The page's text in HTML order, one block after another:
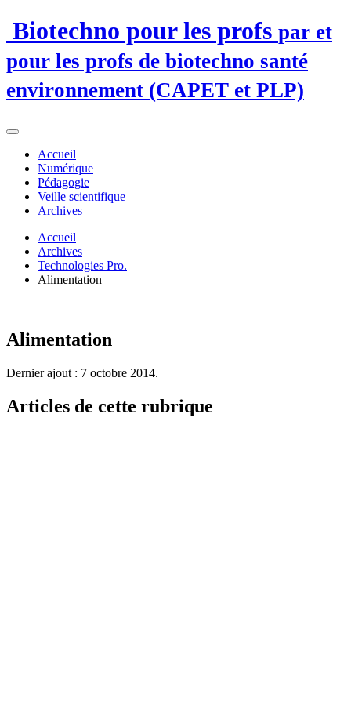
Biotechno pour les profs par et
pour les profs de biotechno santé
environnement (CAPET et PLP)
Accueil
Numérique
Pédagogie
Veille scientifique
Archives
Accueil
Archives
Technologies Pro.
Alimentation
Alimentation
Dernier ajout : 7 octobre 2014.
Articles de cette rubrique